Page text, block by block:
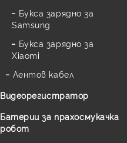
Букса зарядно за
Samsung
Букса зарядно за
Xiaomi
Лентов кабел
Видеорегистратор
Батерии за прахосмукачка
робот